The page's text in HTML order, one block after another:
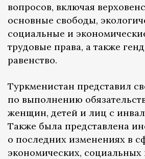
вопросов, включая
основные свободы,
социальные и
трудовые права, а также
равенство.
Туркменистан представил
по выполнению
женщин, детей и лиц с
Также была представлена
о последних изменениях в
экономических, социальных